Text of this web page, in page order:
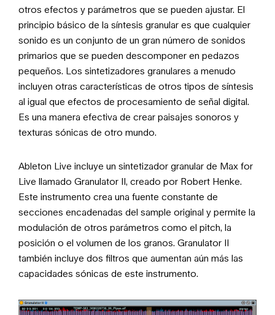
otros efectos y parámetros que se pueden ajustar. El
principio básico de la síntesis granular es que cualquier
sonido es un conjunto de un gran número de sonidos
primarios que se pueden descomponer en pedazos
pequeños. Los sintetizadores granulares a menudo
incluyen otras características de otros tipos de síntesis
al igual que efectos de procesamiento de señal digital.
Es una manera efectiva de crear paisajes sonoros y
texturas sónicas de otro mundo.
Ableton Live incluye un sintetizador granular de Max for
Live llamado Granulator II, creado por Robert Henke.
Este instrumento crea una fuente constante de
secciones encadenadas del sample original y permite la
modulación de otros parámetros como el pitch, la
posición o el volumen de los granos. Granulator II
también incluye dos filtros que aumentan aún más las
capacidades sónicas de este instrumento.